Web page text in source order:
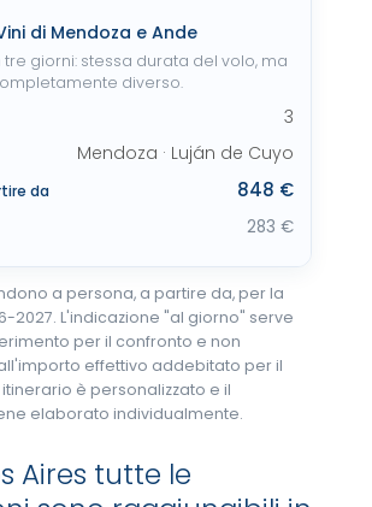
di Mendoza e Ande
tre giorni: stessa durata del volo, ma
diverso.
3
Mendoza · Luján de Cuyo
da 848 €
283 €
a persona, a partire da, per la
2027. L'indicazione "al giorno" serve
per il confronto e non
effettivo addebitato per il
è personalizzato e il
elaborato individualmente.
Aires tutte le